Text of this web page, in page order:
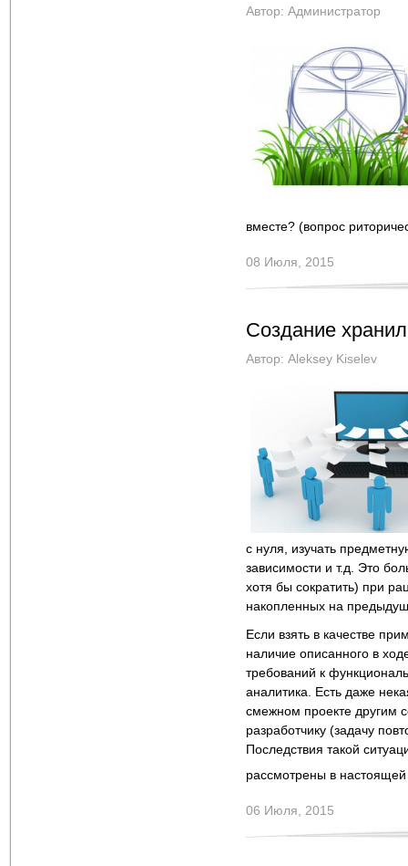
Автор: Администратор
вместе? (вопрос
08 Июля, 2015
Создание
Автор: Aleksey Kiselev
с нуля, изучать
зависимости и т.д. Это
хотя бы сократить) при
накопленных на
Если взять в качестве
наличие описанного в
требований к
аналитика. Есть даже
смежном проекте другим
разработчику (задачу
Последствия такой
рассмотрены в
06 Июля, 2015